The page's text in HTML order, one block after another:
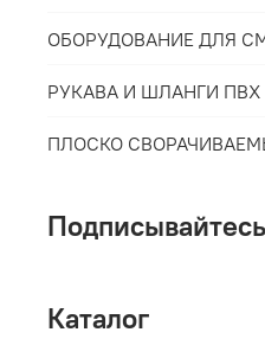
ОБОРУДОВАНИЕ ДЛЯ
РУКАВА И ШЛАНГИ ПВХ
ПЛОСКО
Подписывайтесь
Каталог